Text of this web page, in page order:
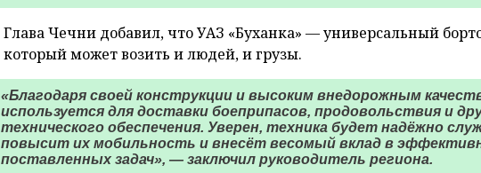
Глава Чечни добавил, что УАЗ «Буханка» — универсальный
который может возить и людей, и грузы.
«Благодаря своей конструкции и высоким внедорожным
используется для доставки боеприпасов, продовольствия и
технического обеспечения. Уверен, техника будет надёжно
повысит их мобильность и внесёт весомый вклад в
поставленных задач», — заключил руководитель региона.